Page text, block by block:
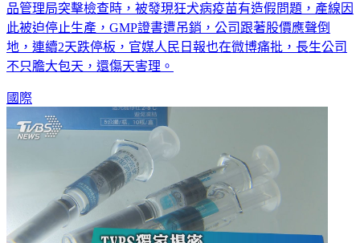
品管理局突擊檢查時，被發現狂犬病疫苗有造假問題，產線因
此被迫停止生產，GMP證書遭吊銷，公司跟著股價應聲倒
地，連續2天跌停板，官媒人民日報也在微博痛批，長生公司
不只膽大包天，還傷天害理。
國際